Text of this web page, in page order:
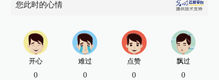
您此时的心情
开心
0
难过
0
点赞
0
飘过
0